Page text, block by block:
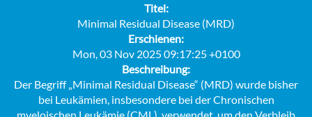
Titel:
Minimal Residual Disease (MRD)
Erschienen:
Mon, 03 Nov 2025 09:17:25 +0100
Beschreibung:
Der Begriff „Minimal Residual Disease“ (MRD) wurde bisher
bei Leukämien, insbesondere bei der Chronischen
myeloischen Leukämie (CML), verwendet, um den Verbleib